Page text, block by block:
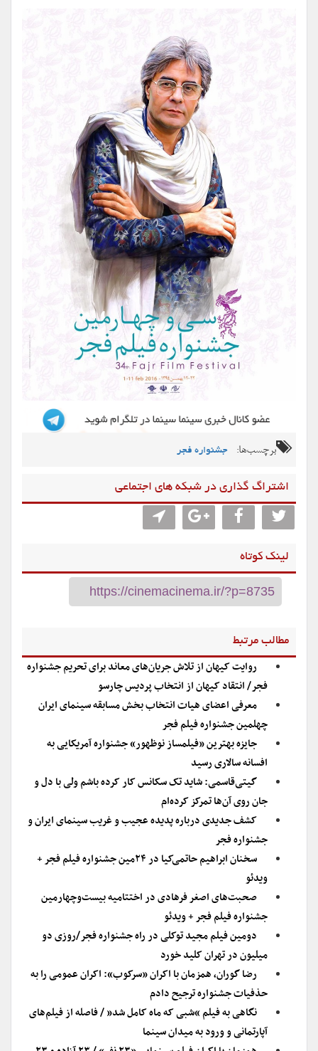
برچسب‌ها: جشنواره فجر
اشتراگ گذاری در شبکه های اجتماعی
لینک کوتاه
مطالب مرتبط
روایت کیهان از تلاش جریان‌های معاند برای تحریم جشنواره
فجر/ انتقاد کیهان از انتخاب پردیس چارسو
معرفی اعضای هیات انتخاب بخش مسابقه سینمای ایران
چهلمین جشنواره فیلم فجر
جایزه بهترین «فیلمساز نوظهور» جشنواره آمریکایی به
افسانه سالاری رسید
گیتی‌قاسمی: شاید تک سکانس کار کرده باشم ولی با دل و
جان روی آن‌ها تمرکز کرده‌ام
کشف جدیدی درباره پدیده عجیب و غریب سینمای ایران و
جشنواره فجر
سخنان ابراهیم حاتمی‌کیا در ۲۴مین جشنواره فیلم فجر +
ویدئو
صحبت‌های اصغر فرهادی در اختتامیه‌ بیست‌وچهارمین
جشنواره فیلم فجر + ویدئو
دومین فیلم مجید توکلی در راه جشنواره فجر/روزی دو
میلیون در تهران کلید خورد
رضا گوران، همزمان با اکران «سرکوب»: اکران عمومی را به
حذفیات جشنواره ترجیح دادم
نگاهی به فیلم “شبی که ماه کامل شد” / فاصله از فیلم‌های
آپارتمانی و ورود به میدان سینما